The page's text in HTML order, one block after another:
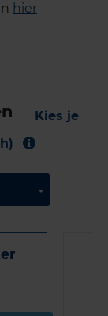
hier
Kies je